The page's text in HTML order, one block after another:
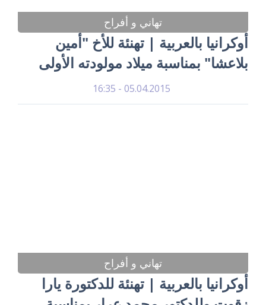
تهاني و أفراح
أوكرانيا بالعربية | تهنئة للأخ "أمين
بلاعشا" بمناسبة ميلاد مولودته الأولى
05.04.2015 - 16:35
تهاني و أفراح
أوكرانيا بالعربية | تهنئة للدكتورة يارا